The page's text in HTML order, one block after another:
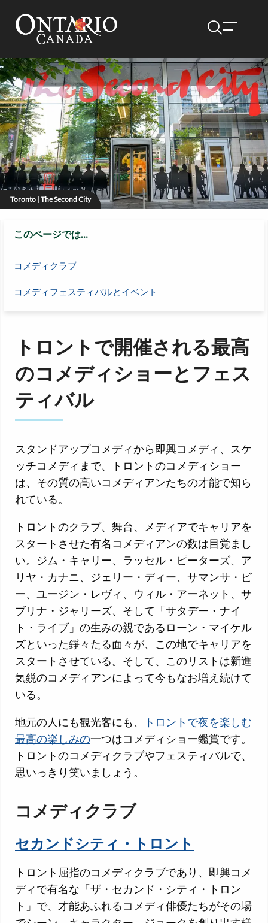
Toronto | The Second City
このページでは…
コメディクラブ
コメディフェスティバルとイベント
トロントで開催される最高
のコメディショーとフェス
ティバル
スタンドアップコメディから即興コメディ、スケ
ッチコメディまで、トロントのコメディショー
は、その質の高いコメディアンたちの才能で知ら
れている。
トロントのクラブ、舞台、メディアでキャリアを
スタートさせた有名コメディアンの数は目覚まし
い。ジム・キャリー、ラッセル・ピーターズ、ア
リヤ・カナニ、ジェリー・ディー、サマンサ・ビ
ー、ユージン・レヴィ、ウィル・アーネット、サ
ブリナ・ジャリーズ、そして「サタデー・ナイ
ト・ライブ」の生みの親であるローン・マイケル
ズといった錚々たる面々が、この地でキャリアを
スタートさせている。そして、このリストは新進
気鋭のコメディアンによって今もなお増え続けて
いる。
地元の人にも観光客にも、
トロントで夜を楽しむ
最高の楽しみの一つはコメディショー鑑賞です。
トロントのコメディクラブやフェスティバルで、
思いっきり笑いましょう。
コメディクラブ
セカンドシティ・トロント
トロント屈指のコメディクラブであり、即興コメ
ディで有名な「ザ・セカンド・シティ・トロン
ト」で、才能あふれるコメディ俳優たちがその場